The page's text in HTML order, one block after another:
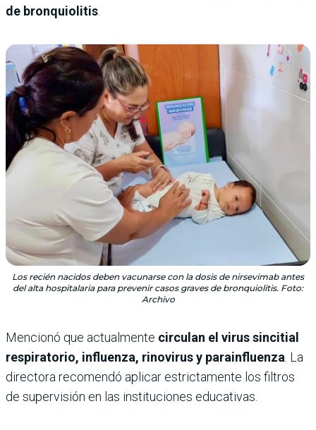
de bronquiolitis.
Los recién nacidos deben vacunarse con la dosis de nirsevimab antes
del alta hospitalaria para prevenir casos graves de bronquiolitis. Foto:
Archivo
Mencionó que actualmente circulan el virus sincitial
respiratorio, influenza, rinovirus y parainfluenza . La
directora recomendó aplicar estrictamente los filtros
de supervisión en las instituciones educativas.